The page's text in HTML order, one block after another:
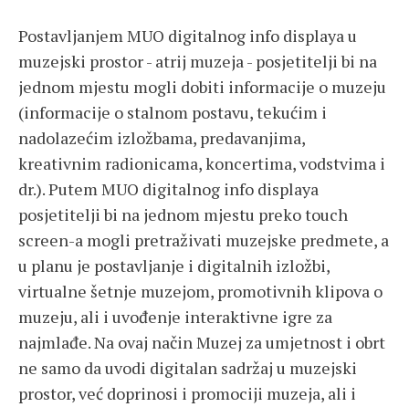
Postavljanjem MUO digitalnog info displaya u
muzejski prostor - atrij muzeja - posjetitelji bi na
jednom mjestu mogli dobiti informacije o muzeju
(informacije o stalnom postavu, tekućim i
nadolazećim izložbama, predavanjima,
kreativnim radionicama, koncertima, vodstvima i
dr.). Putem MUO digitalnog info displaya
posjetitelji bi na jednom mjestu preko touch
screen-a mogli pretraživati muzejske predmete, a
u planu je postavljanje i digitalnih izložbi,
virtualne šetnje muzejom, promotivnih klipova o
muzeju, ali i uvođenje interaktivne igre za
najmlađe. Na ovaj način Muzej za umjetnost i obrt
ne samo da uvodi digitalan sadržaj u muzejski
prostor, već doprinosi i promociji muzeja, ali i